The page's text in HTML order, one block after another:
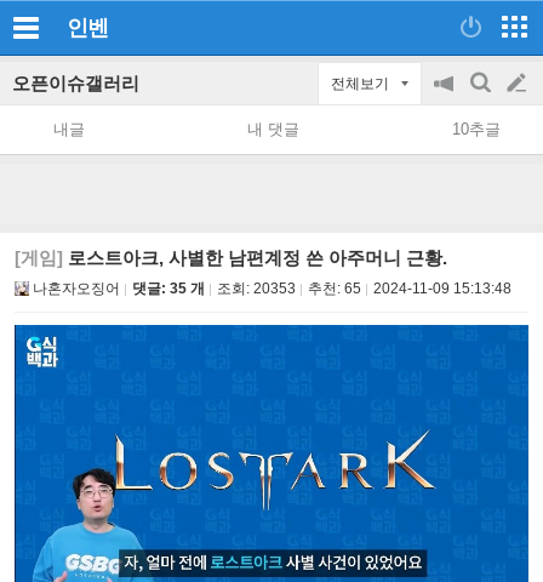
인벤
오픈이슈갤러리 전체보기
공
지
on/off
검
색
글
쓰
내글 내 댓글 10추글
[게임] 로스트아크, 사별한 남편계정 쓴 아주머니 근황.
나혼자오징어 댓글: 35 개 조회: 20353 추천: 65 2024-11-09 15:13:48